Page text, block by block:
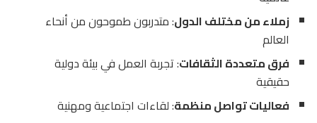
زملاء من مختلف الدول: متدربون طموحون من أنحاء
العالم
فرق متعددة الثقافات: تجربة العمل في بيئة دولية
حقيقية
فعاليات تواصل منظمة: لقاءات اجتماعية ومهنية